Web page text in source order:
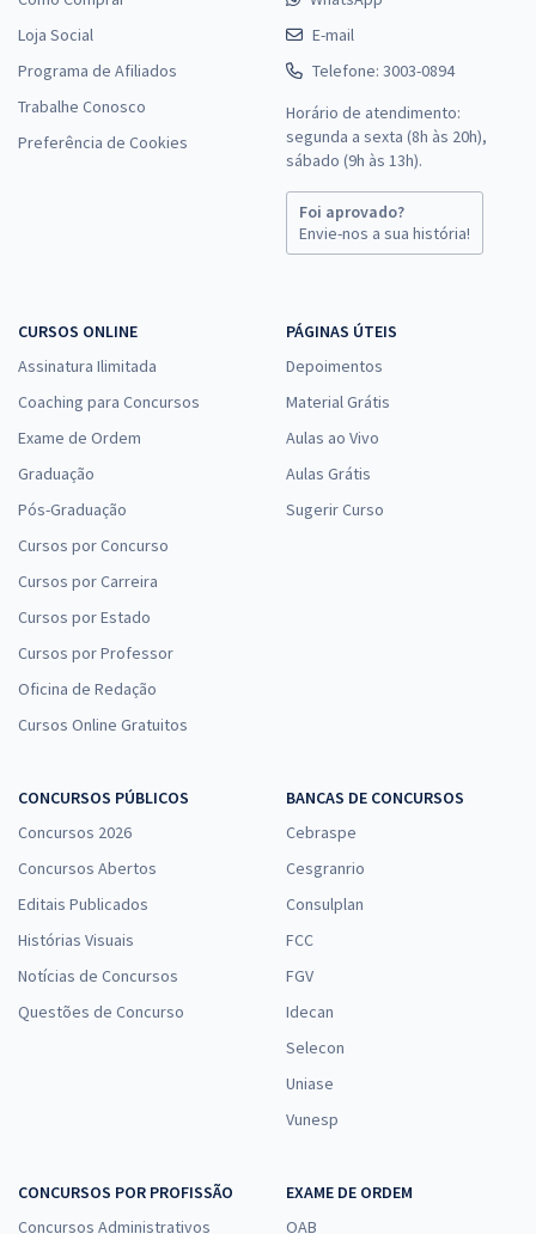
Loja Social
Programa de Afiliados
Trabalhe Conosco
Preferência de Cookies
E-mail
Telefone: 3003-0894
Horário de atendimento:
segunda a sexta (8h às 20h),
sábado (9h às 13h).
Foi aprovado?
Envie-nos a sua história!
CURSOS ONLINE
Assinatura Ilimitada
Coaching para Concursos
Exame de Ordem
Graduação
Pós-Graduação
Cursos por Concurso
Cursos por Carreira
Cursos por Estado
Cursos por Professor
Oficina de Redação
Cursos Online Gratuitos
PÁGINAS ÚTEIS
Depoimentos
Material Grátis
Aulas ao Vivo
Aulas Grátis
Sugerir Curso
CONCURSOS PÚBLICOS
Concursos 2026
Concursos Abertos
Editais Publicados
Histórias Visuais
Notícias de Concursos
Questões de Concurso
BANCAS DE CONCURSOS
Cebraspe
Cesgranrio
Consulplan
FCC
FGV
Idecan
Selecon
Uniase
Vunesp
CONCURSOS POR PROFISSÃO
Concursos Administrativos
EXAME DE ORDEM
OAB